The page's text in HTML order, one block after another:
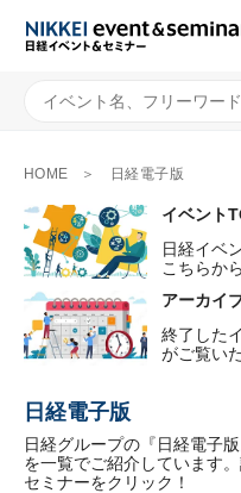
HOME 日経電子版
イベント
日経イベ
こちらから
アーカイ
終了した
がご覧い
日経電子版
日経グループの『日経電子
を一覧でご紹介しています
セミナーをクリック！